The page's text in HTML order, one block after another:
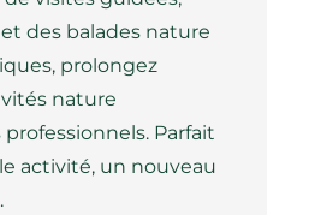
des balades nature
prolongez
nature
Parfait
activité, un nouveau